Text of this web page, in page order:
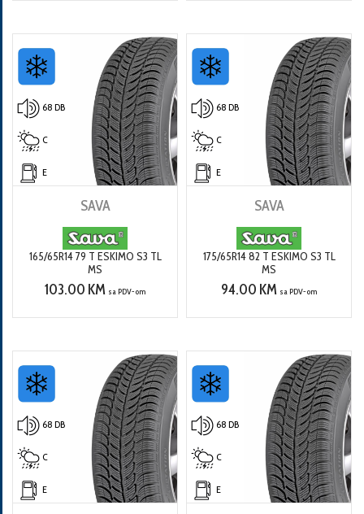
68 DB
C
E
SAVA
165/65R14 79 T ESKIMO S3 TL
MS
103.00 KM sa PDV-om
68 DB
C
E
SAVA
175/65R14 82 T ESKIMO S3 TL
MS
94.00 KM sa PDV-om
68 DB
C
E
68 DB
C
E